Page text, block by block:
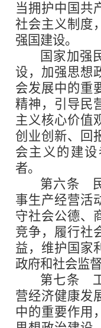
当拥护中国共
社会主义制度
强国建设。
国家加强
设，加强思想
会发展中的重
精神，引导民
主义核心价值
创业创新、回
会主义的建
者。
第六条
事生产经营活
守社会公德、
竞争，履行社
益，维护国家
政府和社会监督
第七条
营经济健康发
中的重要作用